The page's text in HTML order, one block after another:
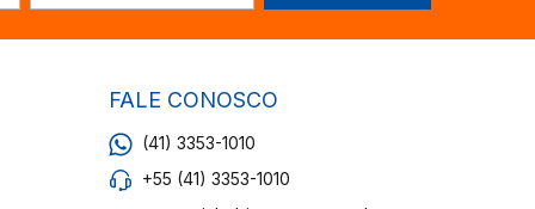
FALE CONOSCO
(41) 3353-1010
+55 (41) 3353-1010